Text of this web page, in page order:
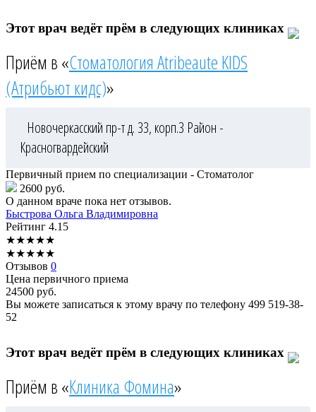
Этот врач ведёт прём в следующих клиниках
Приём в «Стоматология Atribeaute KIDS
(Атрибьют кидс)»
Новочеркасский пр-т д. 33, корп.3 Район -
Красногвардейский
Первичный прием по специализации - Стоматолог
2600 руб.
О данном враче пока нет отзывов.
Быстрова Ольга Владимировна
Рейтинг 4.15
★★★★★
★★★★★
Отзывов 0
Цена первичного приема
24500 руб.
Вы можете записаться к этому врачу по телефону 499 519-38-
52
Этот врач ведёт прём в следующих клиниках
Приём в «Клиника Фомина»